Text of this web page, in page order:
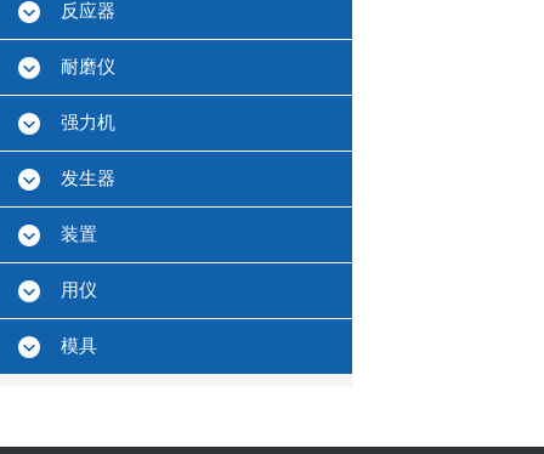
反应器
耐磨仪
强力机
发生器
装置
用仪
模具